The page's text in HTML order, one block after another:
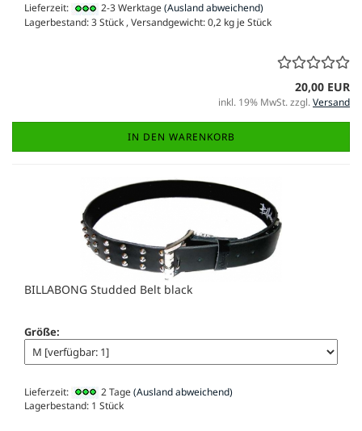
Lieferzeit: 2-3 Werktage(Ausland abweichend)
Lagerbestand: 3 Stück , Versandgewicht:0,2 kg je Stück
20,00 EUR
inkl. 19% MwSt. zzgl.Versand
IN DEN WARENKORB
BILLABONG Studded Belt black
Größe:
Lieferzeit: 2 Tage(Ausland abweichend)
Lagerbestand: 1 Stück